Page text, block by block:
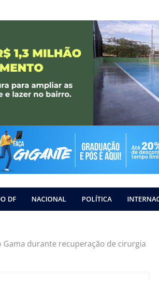
DF NACIONAL POLÍTICA
durante recuperação de cirurgia